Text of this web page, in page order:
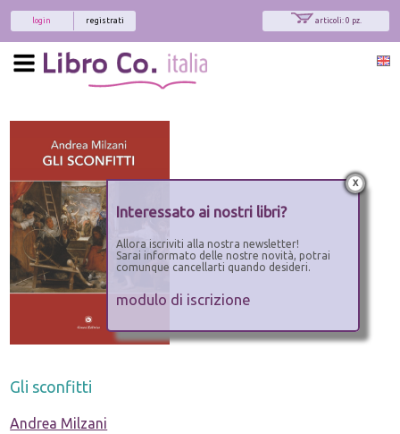
articoli: 0 pz.
registrati
login
Gli sconfitti
Andrea Milzani
x
Interessato ai nostri libri?
Allora iscriviti alla nostra newsletter!
Sarai informato delle nostre novità, potrai
comunque cancellarti quando desideri.
modulo di iscrizione